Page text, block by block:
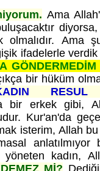
Ama
olmalıdır. Ama
ifadelerle verdik
GÖNDERMEDİM
bir hüküm
RESUL
bir erkek gibi,
Kur'an'da
isterim, Allah
kadın,
Mİ?